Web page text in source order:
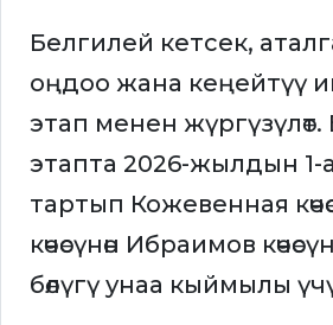
Белгилей кетсек,
оңдоо жана кеңейтүү
этап менен
этапта 2026-жылдын
тартып Кожевенная
көчөсүнөн Ибраимов
бөлүгү унаа кыймылы